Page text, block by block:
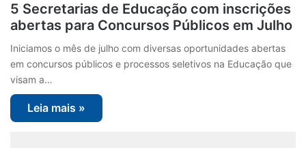
5 Secretarias de Educação com inscrições
abertas para Concursos Públicos em Julho
Iniciamos o mês de julho com diversas oportunidades abertas
em concursos públicos e processos seletivos na Educação que
visam a…
Leia mais »